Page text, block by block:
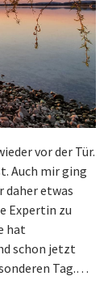
vor der Tür.
Auch mir ging
daher etwas
Expertin zu
hat
schon jetzt
Tag.…